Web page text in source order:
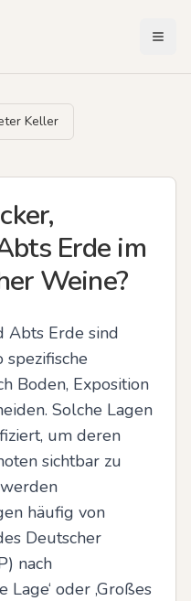
Keller
Erde im
Weine?
Abts Erde sind
spezifische
Boden, Exposition
Solche Lagen
um deren
sichtbar zu
häufig von
Deutscher
nach
oder ‚Großes